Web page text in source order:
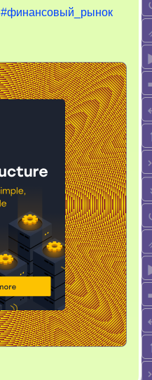
#финансовый_рынок